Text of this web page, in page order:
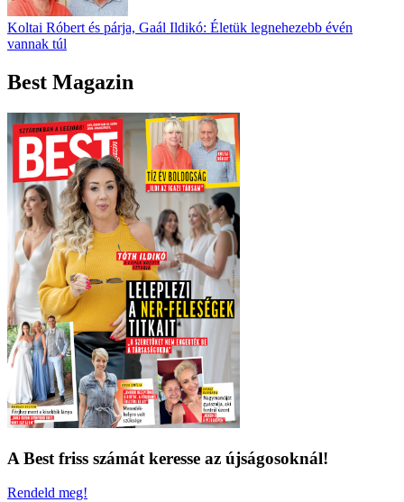
Koltai Róbert és párja, Gaál Ildikó: Életük legnehezebb évén
vannak túl
Best Magazin
A Best friss számát keresse az újságosoknál!
Rendeld meg!